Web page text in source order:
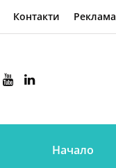
Контакти Реклама
Начало